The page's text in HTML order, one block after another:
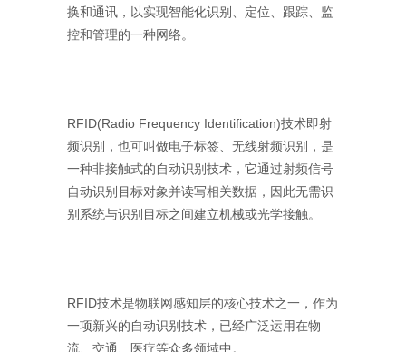
换和通讯，以实现智能化识别、定位、跟踪、监
控和管理的一种网络。
RFID(Radio Frequency Identification)技术即射
频识别，也可叫做电子标签、无线射频识别，是
一种非接触式的自动识别技术，它通过射频信号
自动识别目标对象并读写相关数据，因此无需识
别系统与识别目标之间建立机械或光学接触。
RFID技术是物联网感知层的核心技术之一，作为
一项新兴的自动识别技术，已经广泛运用在物
流、交通、医疗等众多领域中。